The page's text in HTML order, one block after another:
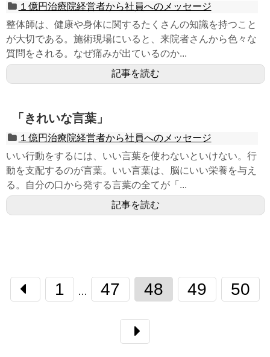
１億円治療院経営者から社員へのメッセージ
整体師は、健康や身体に関するたくさんの知識を持つこと
が大切である。施術現場にいると、来院者さんから色々な
質問をされる。なぜ痛みが出ているのか...
記事を読む
「きれいな言葉」
１億円治療院経営者から社員へのメッセージ
いい行動をするには、いい言葉を使わないといけない。行
動を支配するのが言葉。いい言葉は、脳にいい栄養を与え
る。自分の口から発する言葉の全てが「...
記事を読む
1 … 47 48 49 50